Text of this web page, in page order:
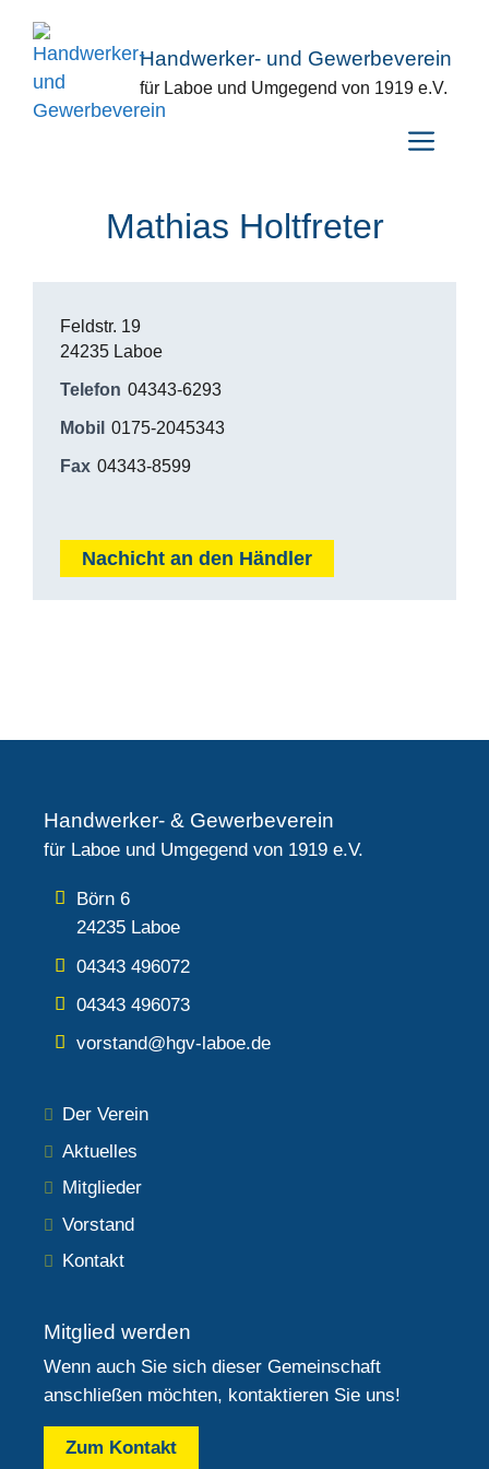
Inhalt
springen
Handwerker- und Gewerbeverein
für Laboe und Umgegend von 1919 e.V.
Menü
Mathias Holtfreter
Feldstr. 19
24235 Laboe
Telefon 04343-6293
Mobil 0175-2045343
Fax 04343-8599
Nachicht an den Händler
Handwerker- & Gewerbeverein
für Laboe und Umgegend von 1919 e.V.
Börn 6
24235 Laboe
04343 496072
04343 496073
vorstand@hgv-laboe.de
Der Verein
Aktuelles
Mitglieder
Vorstand
Kontakt
Mitglied werden
Wenn auch Sie sich dieser Gemeinschaft
anschließen möchten, kontaktieren Sie uns!
Zum Kontakt